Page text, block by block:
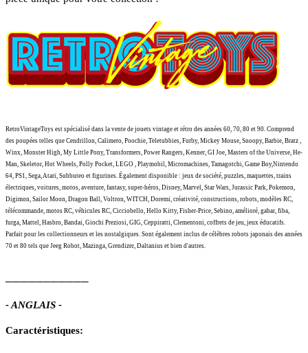
RetroVintageToys est spécialisé dans la vente de jouets vintage et rétro des années 60, 70, 80 et 90. Comprend
des poupées telles que Cendrillon, Calimero, Poochie, Teletubbies, Furby, Mickey Mouse, Snoopy, Barbie, Bratz ,
Winx, Monster High, My Little Pony, Transformers, Power Rangers, Kenner, GI Joe, Masters of the Universe, He-
Man, Skeletor, Hot Wheels, Polly Pocket, LEGO , Playmobil, Micromachines, Tamagotchi, Game Boy,Nintendo
64, PS1, Sega, Atari, Subbuteo et figurines. Également disponible : jeux de société, puzzles, maquettes, trains
électriques, voitures, motos, aventure, fantasy, super-héros, Disney, Marvel, Star Wars, Jurassic Park, Pokemon,
Digimon, Sailor Moon, Dragon Ball, Voltron, WITCH, Doremi, créativité, constructions, robots, modèles RC,
télécommande, motos RC, véhicules RC, Cicciobello, Hello Kitty, Fisher-Price, Sebino, amélioré, gabar, fiba,
furga, Mattel, Hasbro, Bandai, Giochi Preziosi, GIG, Ceppiratti, Clementoni, coffrets de jeu, jeux éducatifs.
Parfait pour les collectionneurs et les nostalgiques. Sont également inclus de célèbres robots japonais des années
70 et 80 tels que Jeeg Robot, Mazinga, Grendizer, Daltanius et bien d'autres.
- ANGLAIS -
Caractéristiques: